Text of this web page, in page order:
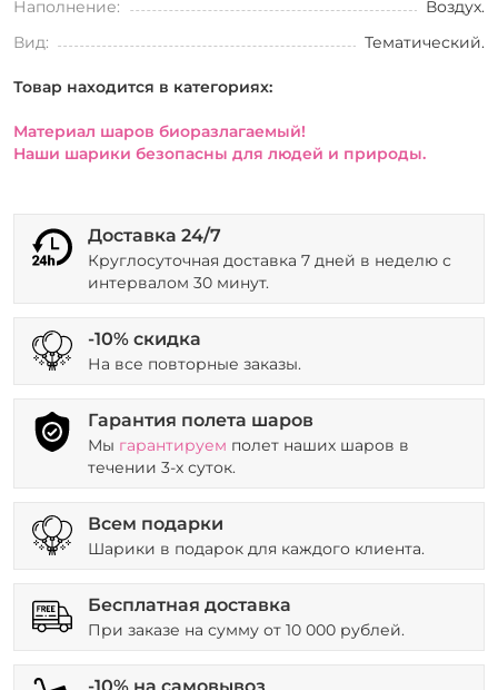
Наполнение:
Воздух.
Вид:
Тематический.
Товар находится в категориях:
Материал шаров биоразлагаемый!
Наши шарики безопасны для людей и природы.
Доставка 24/7
Круглосуточная доставка 7 дней в неделю с
интервалом 30 минут.
-10% скидка
На все повторные заказы.
Гарантия полета шаров
Мы гарантируем полет наших шаров в
течении 3-х суток.
Всем подарки
Шарики в подарок для каждого клиента.
Бесплатная доставка
При заказе на сумму от 10 000 рублей.
-10% на самовывоз